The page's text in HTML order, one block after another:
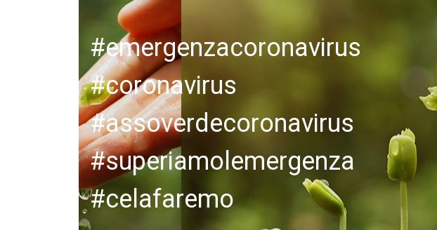
#emergenzacoronavirus
#coronavirus
#assoverdecoronavirus
#superiamolemergenza
#celafaremo